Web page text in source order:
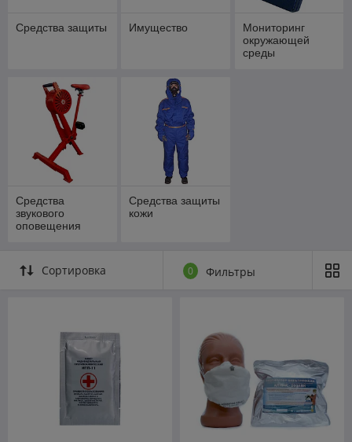
Средства защиты Имущество
Мониторинг
окружающей
среды
Средства
звукового
оповещения
Средства защиты
кожи
Сортировка 0 Фильтры